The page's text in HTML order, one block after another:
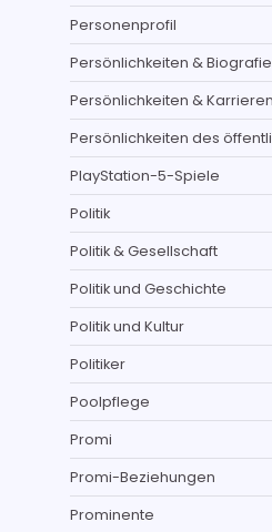
Personenprofil
Persönlichkeiten &
Persönlichkeiten & Karrieren
Persönlichkeiten des
PlayStation-5-Spiele
Politik
Politik & Gesellschaft
Politik und Geschichte
Politik und Kultur
Politiker
Poolpflege
Promi
Promi-Beziehungen
Prominente